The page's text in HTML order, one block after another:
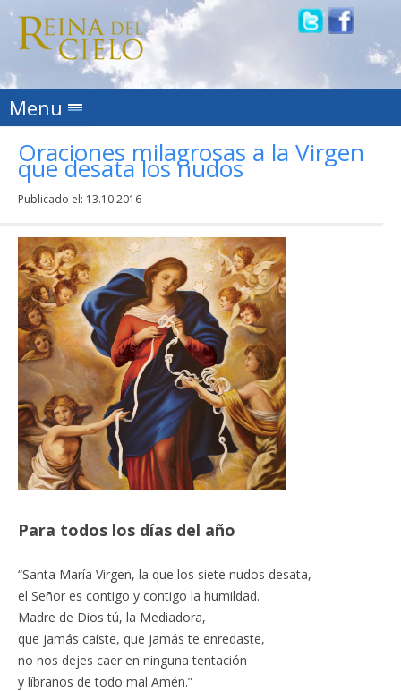
Menu Skip to content
Oraciones milagrosas a la Virgen
que desata los nudos
Publicado el: 13.10.2016
Para todos los días del año
“Santa María Virgen, la que los siete nudos desata,
el Señor es contigo y contigo la humildad.
Madre de Dios tú, la Mediadora,
que jamás caíste, que jamás te enredaste,
no nos dejes caer en ninguna tentación
y líbranos de todo mal Amén.”